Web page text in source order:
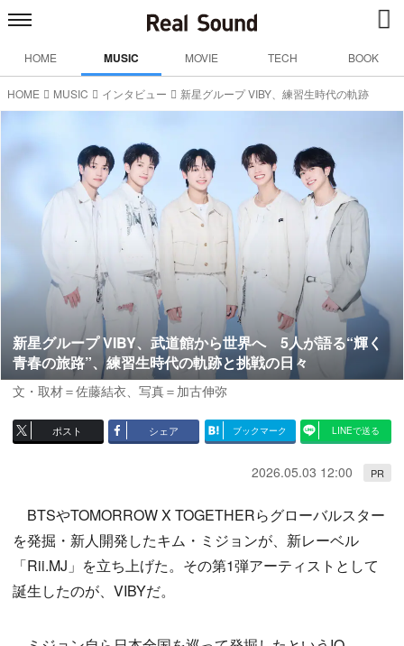
HOME MUSIC MOVIE TECH BOOK
HOME MUSIC インタビュー 新星グループ VIBY、練習生時代の軌跡
新星グループ VIBY、武道館から世界へ 5人が語る“輝く
青春の旅路”、練習生時代の軌跡と挑戦の日々
文・取材＝佐藤結衣、 写真＝加古伸弥
ポスト シェア ブックマーク LINEで送る
2026.05.03 12:00 PR
BTSやTOMORROW X TOGETHERらグローバルスター
を発掘・新人開発したキム・ミジョンが、新レーベル
「Rii.MJ」を立ち上げた。その第1弾アーティストとして
誕生したのが、VIBYだ。